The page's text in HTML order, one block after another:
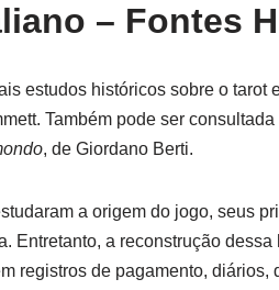
– Fontes
estudos históricos sobre o tarot
Também pode ser consultada
, de Giordano Berti.
a origem do jogo, seus
Entretanto, a reconstrução
registros de pagamento,